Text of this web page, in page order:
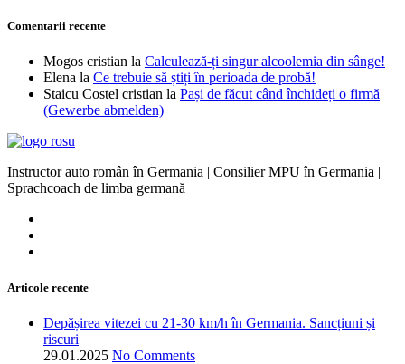
Comentarii recente
Mogos cristian la Calculează-ți singur alcoolemia din sânge!
Elena la Ce trebuie să știți în perioada de probă!
Staicu Costel cristian la Pași de făcut când închideți o firmă
(Gewerbe abmelden)
Instructor auto român în Germania | Consilier MPU în Germania |
Sprachcoach de limba germană
Articole recente
Depășirea vitezei cu 21-30 km/h în Germania. Sancțiuni și
riscuri
29.01.2025 No Comments